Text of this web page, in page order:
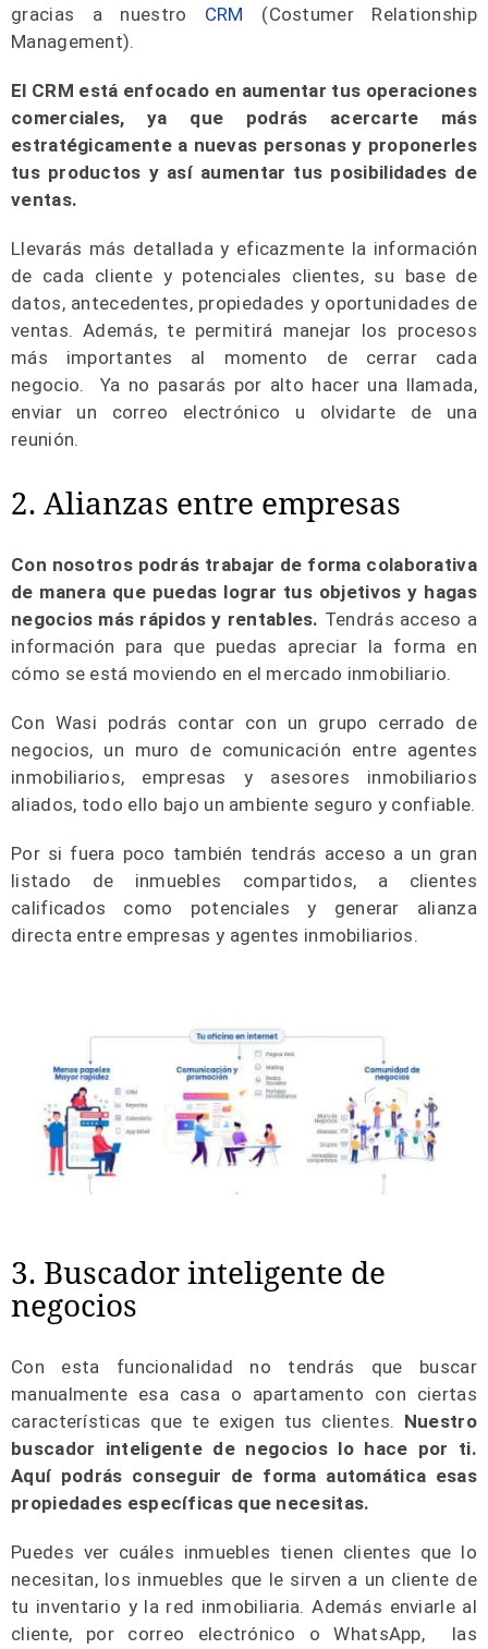
gracias a nuestro CRM (Costumer Relationship
Management).
El CRM está enfocado en aumentar tus operaciones
comerciales, ya que podrás acercarte más
estratégicamente a nuevas personas y proponerles
tus productos y así aumentar tus posibilidades de
ventas.
Llevarás más detallada y eficazmente la información
de cada cliente y potenciales clientes, su base de
datos, antecedentes, propiedades y oportunidades de
ventas. Además, te permitirá manejar los procesos
más importantes al momento de cerrar cada
negocio. Ya no pasarás por alto hacer una llamada,
enviar un correo electrónico u olvidarte de una
reunión.
2. Alianzas entre empresas
Con nosotros podrás trabajar de forma colaborativa
de manera que puedas lograr tus objetivos y hagas
negocios más rápidos y rentables. Tendrás acceso a
información para que puedas apreciar la forma en
cómo se está moviendo en el mercado inmobiliario.
Con Wasi podrás contar con un grupo cerrado de
negocios, un muro de comunicación entre agentes
inmobiliarios, empresas y asesores inmobiliarios
aliados, todo ello bajo un ambiente seguro y confiable.
Por si fuera poco también tendrás acceso a un gran
listado de inmuebles compartidos, a clientes
calificados como potenciales y generar alianza
directa entre empresas y agentes inmobiliarios.
3. Buscador inteligente de
negocios
Con esta funcionalidad no tendrás que buscar
manualmente esa casa o apartamento con ciertas
características que te exigen tus clientes. Nuestro
buscador inteligente de negocios lo hace por ti.
Aquí podrás conseguir de forma automática esas
propiedades específicas que necesitas.
Puedes ver cuáles inmuebles tienen clientes que lo
necesitan, los inmuebles que le sirven a un cliente de
tu inventario y la red inmobiliaria. Además enviarle al
cliente, por correo electrónico o WhatsApp, las